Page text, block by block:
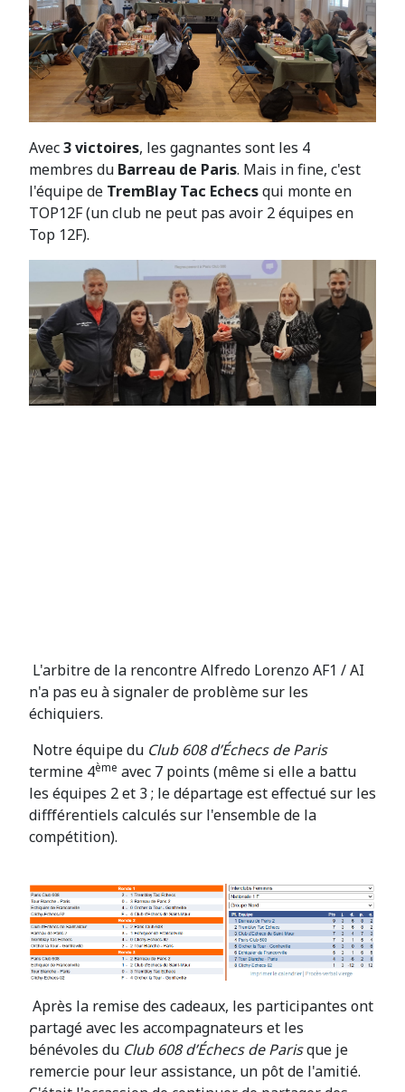
Avec3 victoires, les gagnantes sont les 4
membres du Barreau de Paris. Mais in fine, c'est
l'équipe de TremBlay Tac Echecsqui monte en
TOP12F (un club ne peut pas avoir 2 équipes en
Top 12F).
L'arbitre de la rencontre Alfredo Lorenzo AF1 / AI
n'a pas eu à signaler de problème sur les
échiquiers.
Notre équipe du Club 608 d’Échecs de Paris
termine 4ème avec 7 points (même si elle a battu
les équipes 2 et 3 ; le départage est effectué sur les
diffférentiels calculés sur l'ensemble de la
compétition).
Après la remise des cadeaux, les participantes ont
partagé avec les accompagnateurs et les
bénévoles du Club 608 d’Échecs de Parisque je
remercie pour leur assistance, un pôt de l'amitié.